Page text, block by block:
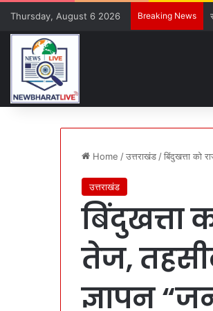
Thursday, August 6 2026 Breaking News
Home /उत्तराखंड /बिंदुखत्ता को
उत्तराखंड
बिंदुखत्ता
तेज,
ज्ञापन